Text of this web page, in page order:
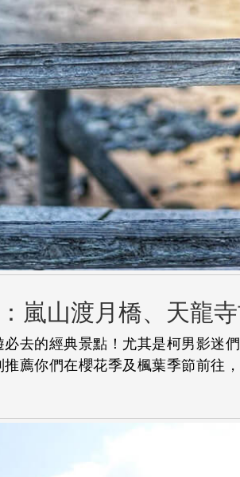
嵐山渡月橋、天龍
去的經典景點！尤其是柯男影迷
推薦你們在櫻花季及楓葉季節前往